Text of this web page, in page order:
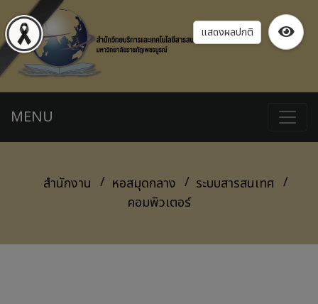
แสดงผลปกติ
MENU
สำนักงาน หอสมุดกลาง
ระบบสารสนเทศ
คอมพิวเตอร์